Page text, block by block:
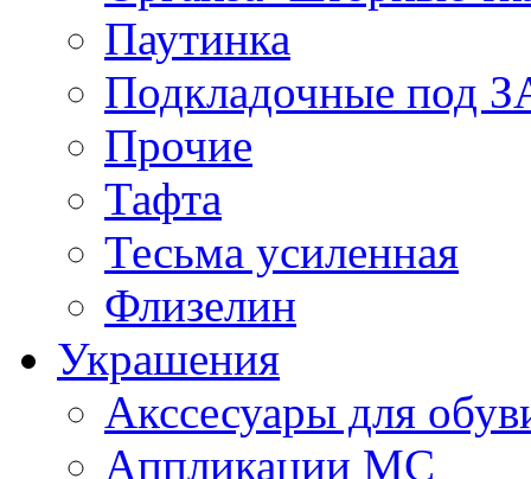
Паутинка
Подкладочные под
Прочие
Тафта
Тесьма усиленная
Флизелин
Украшения
Акссесуары для
Аппликации МС